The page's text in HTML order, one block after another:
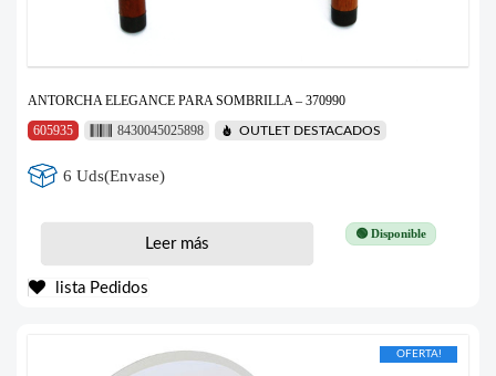
ANTORCHA ELEGANCE PARA SOMBRILLA – 370990
605935
8430045025898 OUTLET DESTACADOS
6 Uds(Envase)
🟢 Disponible
Leer más
lista Pedidos
OFERTA!